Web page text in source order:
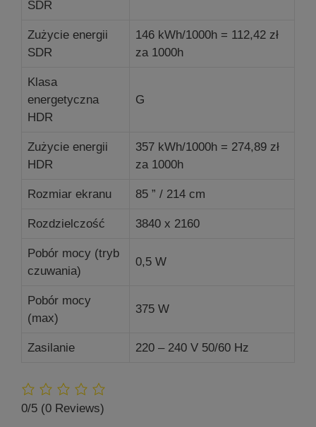
SDR
Zużycie energii
SDR
146 kWh/1000h = 112,42 zł
za 1000h
Klasa
energetyczna
HDR
G
Zużycie energii
HDR
357 kWh/1000h = 274,89 zł
za 1000h
Rozmiar ekranu 85 ” / 214 cm
Rozdzielczość 3840 x 2160
Pobór mocy (tryb
czuwania)
0,5 W
Pobór mocy
(max)
375 W
Zasilanie 220 – 240 V 50/60 Hz
0/5 (0 Reviews)